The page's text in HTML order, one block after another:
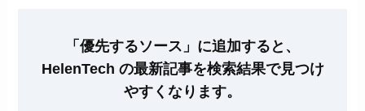
「優先するソース」に追加すると、
HelenTech の最新記事を検索結果で見つけ
やすくなります。